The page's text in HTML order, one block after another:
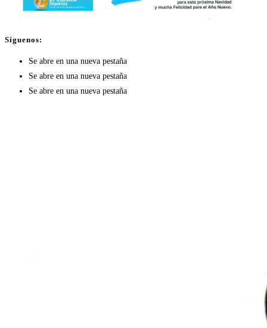
Síguenos:
Se abre en una nueva pestaña
Se abre en una nueva pestaña
Se abre en una nueva pestaña